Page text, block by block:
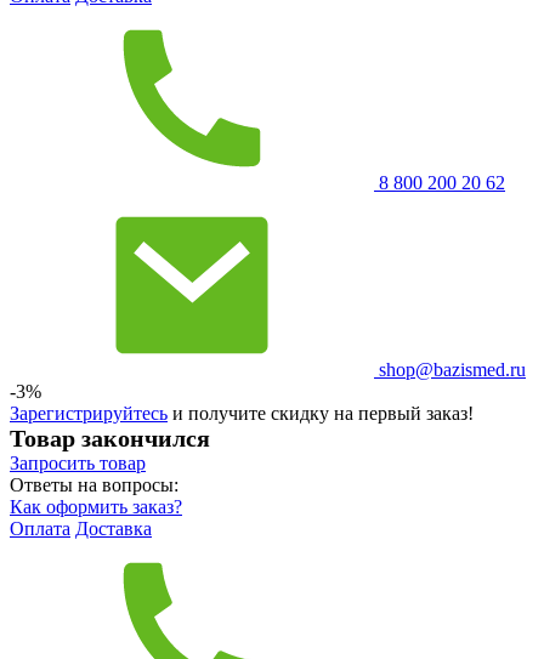
8 800 200 20 62
shop@bazismed.ru
-3%
Зарегистрируйтесь и получите скидку на первый заказ!
Товар закончился
Запросить товар
Ответы на вопросы:
Как оформить заказ?
Оплата Доставка